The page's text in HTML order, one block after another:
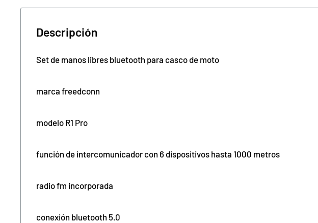
Descripción
Set de manos libres bluetooth para casco de moto
marca freedconn
modelo R1 Pro
función de intercomunicador con 6 dispositivos hasta 1000 metros
radio fm incorporada
conexión bluetooth 5.0